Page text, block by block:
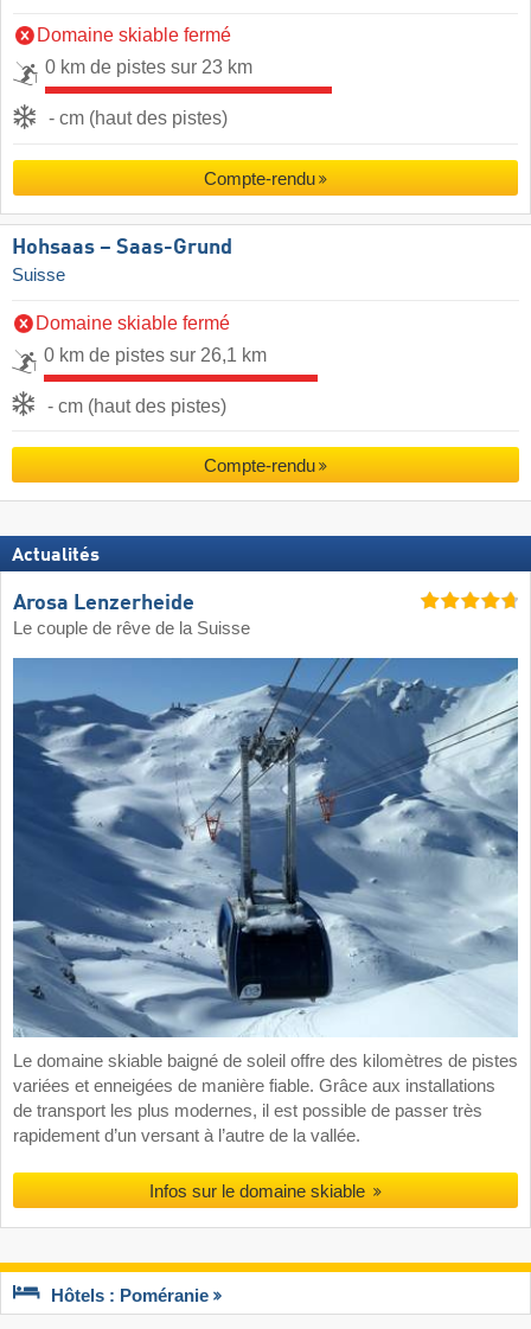
Domaine skiable fermé
0 km de pistes sur 23 km
- cm (haut des pistes)
Compte-rendu
Hohsaas – Saas-Grund
Suisse
Domaine skiable fermé
0 km de pistes sur 26,1 km
- cm (haut des pistes)
Compte-rendu
Actualités
Arosa Lenzerheide
Le couple de rêve de la Suisse
Le domaine skiable baigné de soleil offre des kilomètres de pistes
variées et enneigées de manière fiable. Grâce aux installations
de transport les plus modernes, il est possible de passer très
rapidement d’un versant à l’autre de la vallée.
Infos sur le domaine skiable
Hôtels : Poméranie